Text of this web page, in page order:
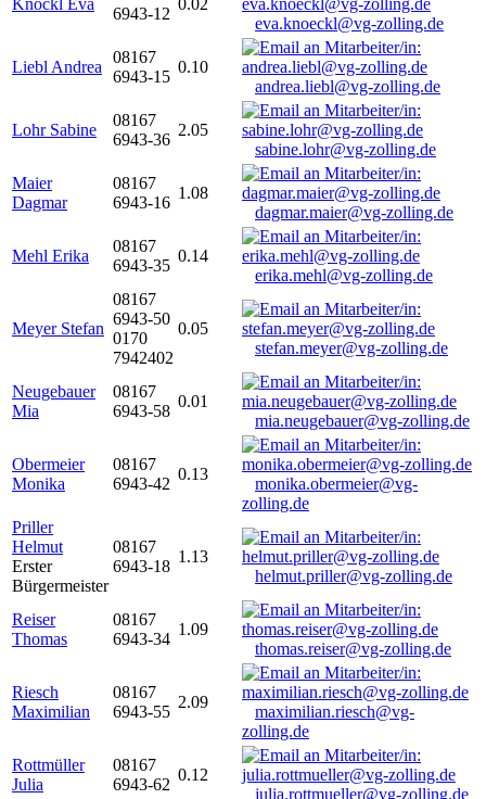
Knöckl Eva
6943-12
0.02
eva.knoeckl@vg-zolling.de
Liebl Andrea
08167
6943-15
0.10
andrea.liebl@vg-zolling.de
Lohr Sabine
08167
6943-36
2.05
sabine.lohr@vg-zolling.de
Maier
Dagmar
08167
6943-16
1.08
dagmar.maier@vg-zolling.de
Mehl Erika
08167
6943-35
0.14
erika.mehl@vg-zolling.de
Meyer Stefan
08167
6943-50
0170
7942402
0.05
stefan.meyer@vg-zolling.de
Neugebauer
Mia
08167
6943-58
0.01
mia.neugebauer@vg-zolling.de
Obermeier
Monika
08167
6943-42
0.13
monika.obermeier@vg-
zolling.de
Priller
Helmut
Erster
Bürgermeister
08167
6943-18
1.13
helmut.priller@vg-zolling.de
Reiser
Thomas
08167
6943-34
1.09
thomas.reiser@vg-zolling.de
Riesch
Maximilian
08167
6943-55
2.09
maximilian.riesch@vg-
zolling.de
Rottmüller
Julia
08167
6943-62
0.12
julia.rottmueller@vg-zolling.de